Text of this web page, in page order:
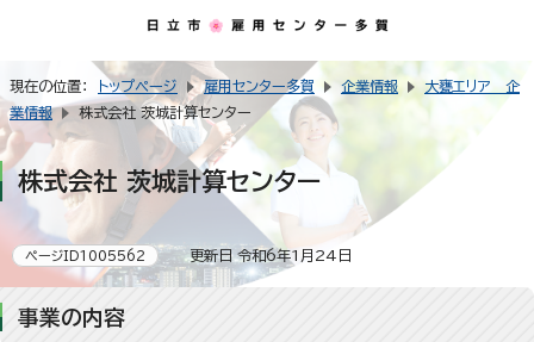
現在の位置： トップページ 雇用センター多賀 企業情報
大甕エリア 企
業情報
株式会社 茨城計算センター
株式会社 茨城計算センター
ページID1005562 更新日 令和6年1月24日
事業の内容